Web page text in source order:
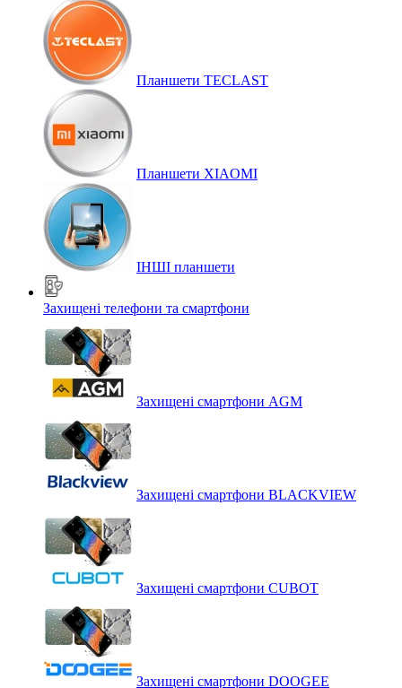
Планшети TECLAST
Планшети XIAOMI
ІНШІ планшети
Захищені телефони та смартфони
Захищені смартфони AGM
Захищені смартфони BLACKVIEW
Захищені смартфони CUBOT
Захищені смартфони DOOGEE